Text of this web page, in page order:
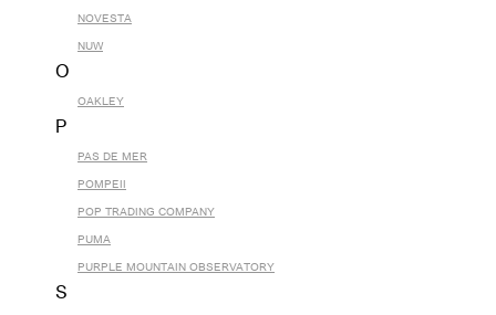
NOVESTA
NUW
O
OAKLEY
P
PAS DE MER
POMPEII
POP TRADING COMPANY
PUMA
PURPLE MOUNTAIN OBSERVATORY
S